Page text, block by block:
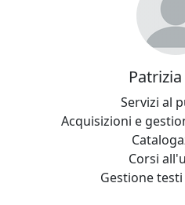
Servizi al
Acquisizioni e
Corsi
Gestione